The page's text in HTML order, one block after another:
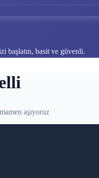
başlatın, basit ve güvenli.
aşıyoruz